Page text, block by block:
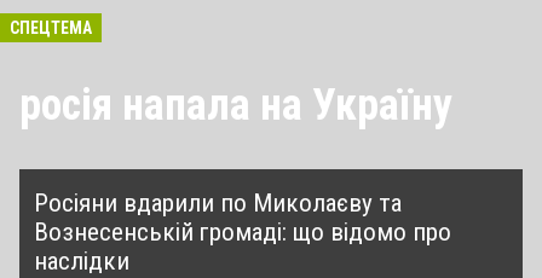
СПЕЦТЕМА
росія напала на Україну
Росіяни вдарили по Миколаєву та
Вознесенській громаді: що відомо про
наслідки